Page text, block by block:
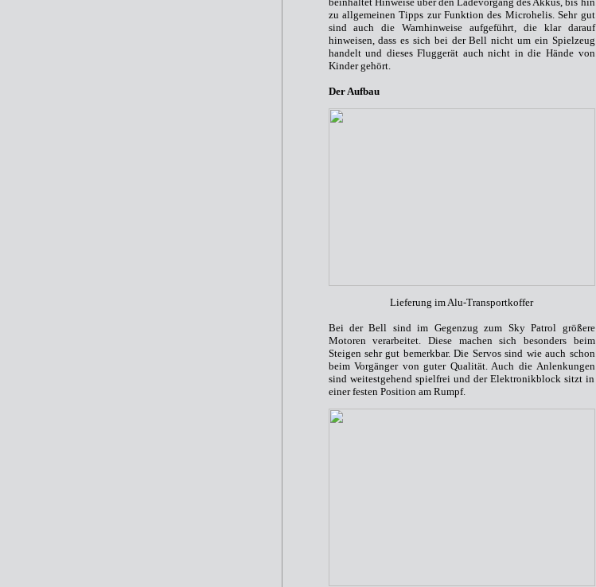
zu allgemeinen Tipps zur Funktion des Microhelis. Sehr gut
sind auch die Warnhinweise aufgeführt, die klar darauf
hinweisen, dass es sich bei der Bell nicht um ein Spielzeug
handelt und dieses Fluggerät auch nicht in die Hände von
Kinder gehört.
Der Aufbau
Lieferung im Alu-Transportkoffer
Bei der Bell sind im Gegenzug zum Sky Patrol größere
Motoren verarbeitet. Diese machen sich besonders beim
Steigen sehr gut bemerkbar. Die Servos sind wie auch schon
beim Vorgänger von guter Qualität. Auch die Anlenkungen
sind weitestgehend spielfrei und der Elektronikblock sitzt in
einer festen Position am Rumpf.